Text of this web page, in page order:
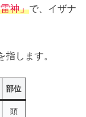
神」で、イザナ
します。
部位
頭